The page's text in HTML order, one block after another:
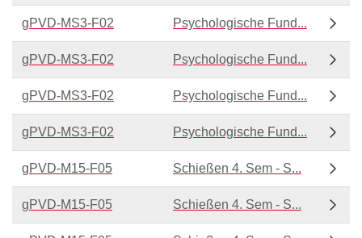
gPVD-MS3-F02 Psychologische Fund...
gPVD-MS3-F02 Psychologische Fund...
gPVD-MS3-F02 Psychologische Fund...
gPVD-MS3-F02 Psychologische Fund...
gPVD-M15-F05 Schießen 4. Sem - S...
gPVD-M15-F05 Schießen 4. Sem - S...